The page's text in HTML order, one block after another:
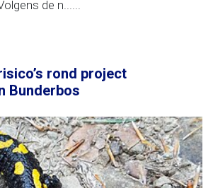
de n......
rond project
Bunderbos